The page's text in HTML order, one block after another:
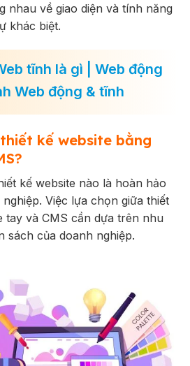
nhau về giao diện và tính năng
khác biệt.
tĩnh là gì | Web động
Web động & tĩnh
kế website bằng
kế website nào là hoàn hảo
Việc lựa chọn giữa thiết
tay và CMS cần dựa trên nhu
sách của doanh nghiệp.